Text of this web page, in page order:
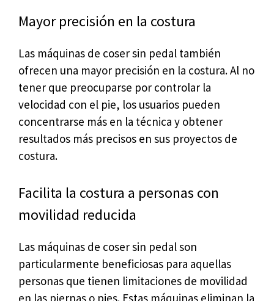
Mayor precisión en la costura
Las máquinas de coser sin pedal también
ofrecen una mayor precisión en la costura. Al no
tener que preocuparse por controlar la
velocidad con el pie, los usuarios pueden
concentrarse más en la técnica y obtener
resultados más precisos en sus proyectos de
costura.
Facilita la costura a personas con
movilidad reducida
Las máquinas de coser sin pedal son
particularmente beneficiosas para aquellas
personas que tienen limitaciones de movilidad
en las piernas o pies. Estas máquinas eliminan la